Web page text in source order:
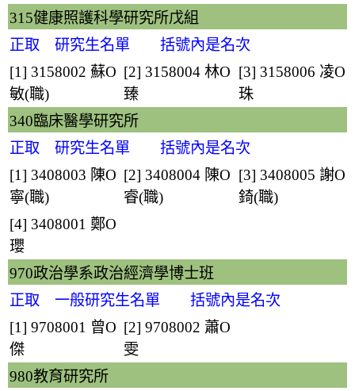
315健康照護科學研究所戊組
正取 研究生名單 括號內是名次
[1] 3158002 蘇O
敏(職)
[2] 3158004 林O
臻
[3] 3158006 凌O
珠
340臨床醫學研究所
正取 研究生名單 括號內是名次
[1] 3408003 陳O
寧(職)
[2] 3408004 陳O
睿(職)
[3] 3408005 謝O
錡(職)
[4] 3408001 鄭O
瓔
970政治學系政治經濟學博士班
正取 一般研究生名單 括號內是名次
[1] 9708001 曾O
傑
[2] 9708002 蕭O
雯
980教育研究所